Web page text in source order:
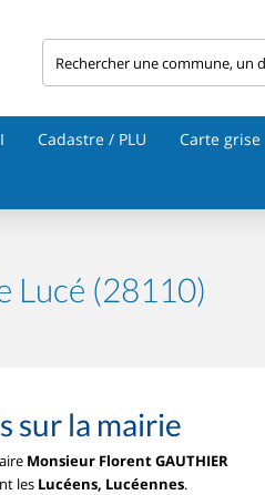
Cadastre / PLU Carte grise
Lucé (28110)
sur la mairie
Monsieur Florent GAUTHIER
les Lucéens, Lucéennes.